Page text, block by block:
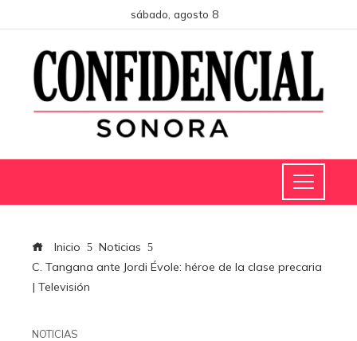
sábado, agosto 8
Inicio
Noticias
C. Tangana ante Jordi Évole: héroe de la clase precaria
| Televisión
NOTICIAS